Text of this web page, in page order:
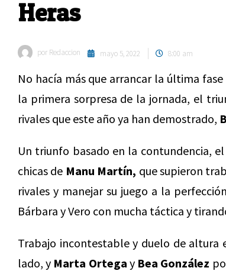
Heras
por Redaccion mayo 5, 2022 8:00 am
No hacía más que arrancar la última
la primera sorpresa de la jornada, el
rivales que este año ya han demostrado,
Un triunfo basado en la contundencia,
chicas de Manu Martín, que supieron
rivales y manejar su juego a la
Bárbara y Vero con mucha táctica y
Trabajo incontestable y duelo de altura
lado, y Marta Ortega y Bea González